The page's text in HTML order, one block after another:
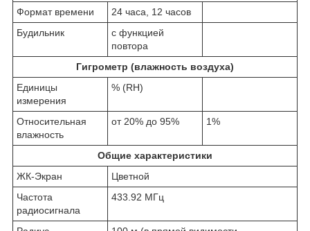
Формат времени
24 часа, 12 часов
Будильник
с функцией
повтора
Гигрометр (влажность воздуха)
Единицы
измерения
% (RH)
Относительная
влажность
от 20% до 95% 1%
Общие характеристики
ЖК-Экран
Цветной
Частота
радиосигнала
433.92 МГц